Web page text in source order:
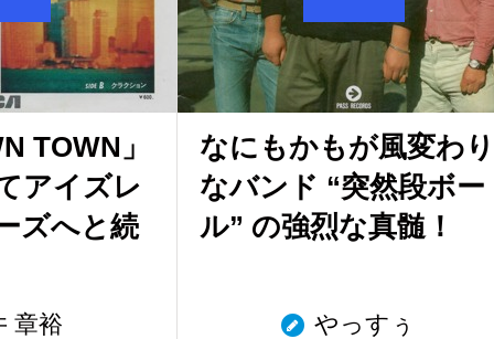
TOWN」
アイズレ
ズへと続
章裕
なにもかもが風変わり
なバンド “突然段ボー
ル” の強烈な真髄！
やっすぅ